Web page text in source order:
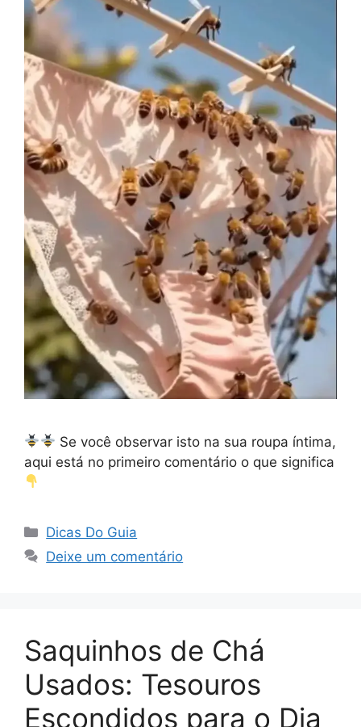
Se você observar isto na sua roupa íntima,
aqui está no primeiro comentário o que significa
Categorias
Dicas Do Guia
Deixe um comentário
Saquinhos de Chá
Usados: Tesouros
Escondidos para o Dia